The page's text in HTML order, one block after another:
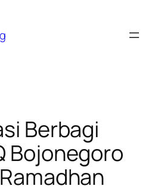
Berbagi
Bojonegoro